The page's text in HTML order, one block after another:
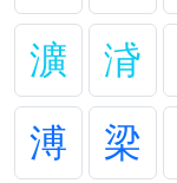
瀇
浳
溥
梁